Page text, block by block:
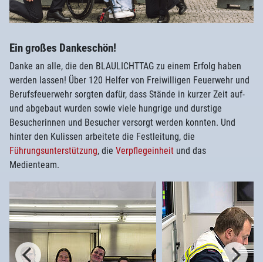
Ein großes Dankeschön!
Danke an alle, die den BLAULICHTTAG zu einem Erfolg haben
werden lassen! Über 120 Helfer von Freiwilligen Feuerwehr und
Berufsfeuerwehr sorgten dafür, dass Stände in kurzer Zeit auf-
und abgebaut wurden sowie viele hungrige und durstige
Besucherinnen und Besucher versorgt werden konnten. Und
hinter den Kulissen arbeitete die Festleitung, die
Führungsunterstützung, die Verpflegeinheit und das
Medienteam.